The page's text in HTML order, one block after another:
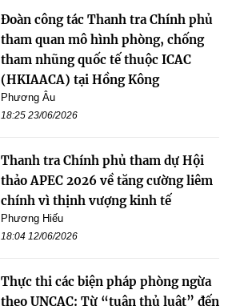
Đoàn công tác Thanh tra Chính phủ
tham quan mô hình phòng, chống
tham nhũng quốc tế thuộc ICAC
(HKIAACA) tại Hồng Kông
Phương Âu
18:25 23/06/2026
Thanh tra Chính phủ tham dự Hội
thảo APEC 2026 về tăng cường liêm
chính vì thịnh vượng kinh tế
Phương Hiếu
18:04 12/06/2026
Thực thi các biện pháp phòng ngừa
theo UNCAC: Từ “tuân thủ luật” đến